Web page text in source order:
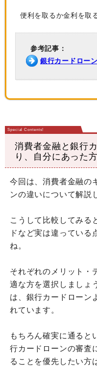
便利を取るか金利を取
参考記事：
銀行カードロー
消費者金融と銀行
り、自分にあった
今回は、消費者金融の
ンの違いについて解説
こうして比較してみる
ドなど実は違っている
ね。
それぞれのメリット・
適な方を選択しましょ
は、銀行カードローン
れています。
もちろん確実に通ると
行カードローンの審査
ることを優先したい方